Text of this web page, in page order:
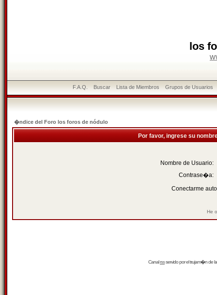
los
F.A.Q. Buscar Lista de Miembros Grupos de Usuarios
�ndice del Foro los foros de nódulo
Por favor, ingrese su
Nombre de Usuario:
Contrase�a:
Conectarme
He
Canalrssservido por eltrujam�nde